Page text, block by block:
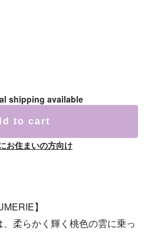
shipping available
to cart
お住まいの方向け
】
、柔らかく輝く桃色の雲に乗っ